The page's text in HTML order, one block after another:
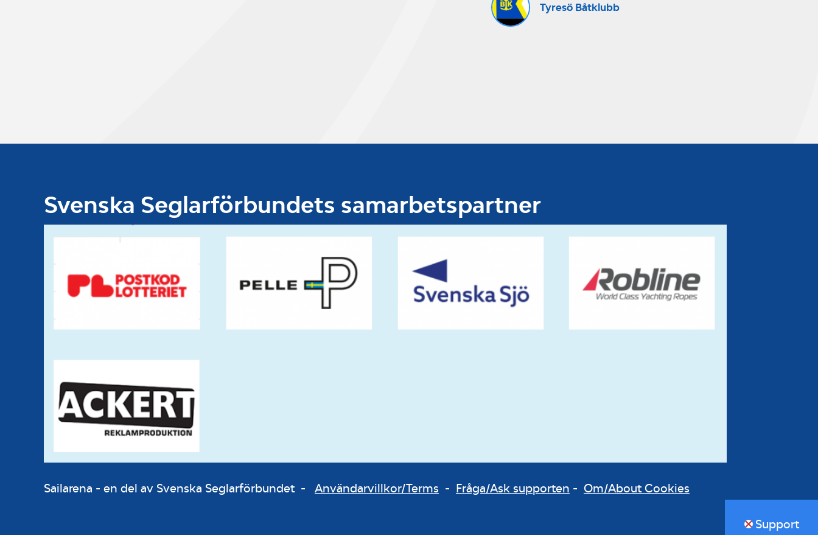
Tyresö Båtklubb
Svenska Seglarförbundets samarbetspartner
Sailarena - en del av Svenska Seglarförbundet - Användarvillkor/Terms - Fråga/Ask supporten - Om/About Cookies
Support